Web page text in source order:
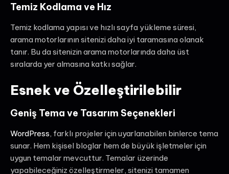
Temiz Kodlama ve Hız
Temiz kodlama yapısı ve hızlı sayfa yükleme süresi,
arama motorlarının sitenizi daha iyi taramasına olanak
tanır. Bu da sitenizin arama motorlarında daha üst
sıralarda yer almasına katkı sağlar.
Esnek ve Özelleştirilebilir
Geniş Tema ve Tasarım Seçenekleri
WordPress, farklı projeler için uyarlanabilen binlerce tema
sunar. Hem kişisel bloglar hem de büyük işletmeler için
uygun temalar mevcuttur. Temalar üzerinde
yapabileceğiniz özelleştirmeler, sitenizi tamamen